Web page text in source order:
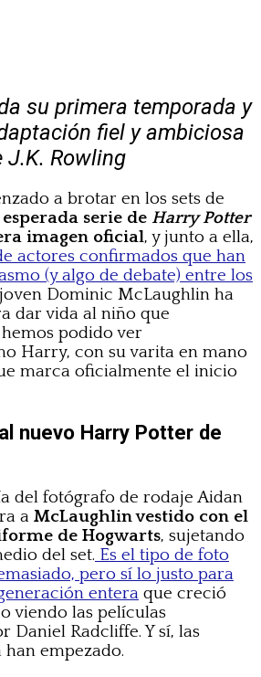
su primera temporada y
fiel y ambiciosa
J.K. Rowling
a brotar en los sets de
serie de Harry Potter
imagen oficial, y junto a ella,
actores confirmados que han
(y algo de debate) entre los
Dominic McLaughlin ha
dar vida al niño que
podido ver
Harry, con su varita en mano
marca oficialmente el inicio
nuevo Harry Potter de
del fotógrafo de rodaje Aidan
a McLaughlin vestido con el
de Hogwarts, sujetando
del set. Es el tipo de foto
pero sí lo justo para
entera que creció
viendo las películas
Daniel Radcliffe. Y sí, las
empezado.